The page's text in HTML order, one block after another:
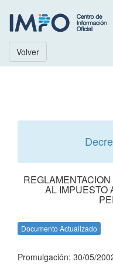
Volver
AL IMPUESTO
Documento Actualizado
Promulgación: 30/05/